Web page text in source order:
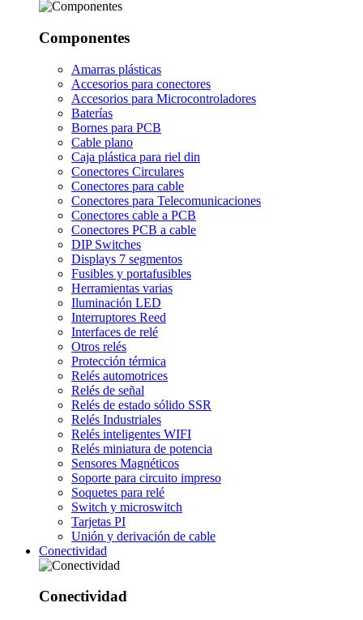
Componentes
Amarras plásticas
Accesorios para conectores
Accesorios para Microcontroladores
Baterías
Bornes para PCB
Cable plano
Caja plástica para riel din
Conectores Circulares
Conectores para cable
Conectores para Telecomunicaciones
Conectores cable a PCB
Conectores PCB a cable
DIP Switches
Displays 7 segmentos
Fusibles y portafusibles
Herramientas varias
Iluminación LED
Interruptores Reed
Interfaces de relé
Otros relés
Protección térmica
Relés automotrices
Relés de señal
Relés de estado sólido SSR
Relés Industriales
Relés inteligentes WIFI
Relés miniatura de potencia
Sensores Magnéticos
Soporte para circuito impreso
Soquetes para relé
Switch y microswitch
Tarjetas PI
Unión y derivación de cable
Conectividad
Conectividad